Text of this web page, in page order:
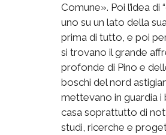
Comune». Poi l’idea
uno su un lato della
prima di tutto, e poi
si trovano il grande
profonde di Pino e
boschi del nord
mettevano in guardia i
casa soprattutto di
studi, ricerche e